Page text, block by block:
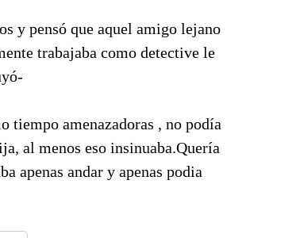
y pensó que aquel amigo lejano
trabajaba como detective le
tiempo amenazadoras , no podía
al menos eso insinuaba.Quería
apenas andar y apenas podia